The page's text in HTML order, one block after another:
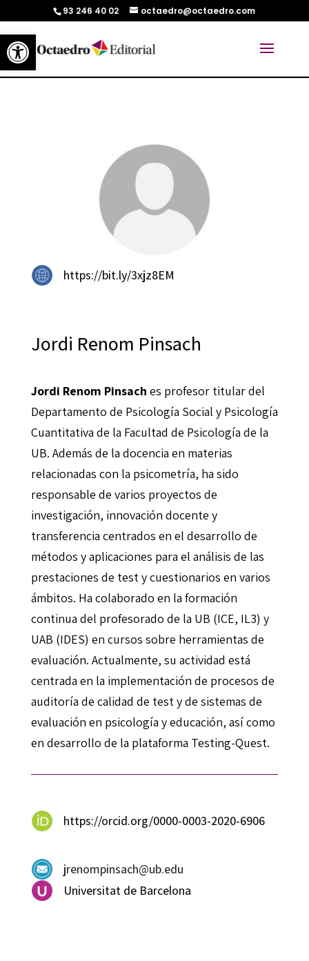
Abrir barra de herramientas
93 246 40 02 octaedro@octaedro.com
https://bit.ly/3xjz8EM
Jordi Renom Pinsach
Jordi Renom Pinsach es profesor titular del
Departamento de Psicología Social y Psicología
Cuantitativa de la Facultad de Psicología de la
UB. Además de la docencia en materias
relacionadas con la psicometría, ha sido
responsable de varios proyectos de
investigación, innovación docente y
transferencia centrados en el desarrollo de
métodos y aplicaciones para el análisis de las
prestaciones de test y cuestionarios en varios
ámbitos. Ha colaborado en la formación
continua del profesorado de la UB (ICE, IL3) y
UAB (IDES) en cursos sobre herramientas de
evaluación. Actualmente, su actividad está
centrada en la implementación de procesos de
auditoría de calidad de test y de sistemas de
evaluación en psicología y educación, así como
en desarrollo de la plataforma Testing-Quest.
https://orcid.org/0000-0003-2020-6906
jrenompinsach@ub.edu
Universitat de Barcelona